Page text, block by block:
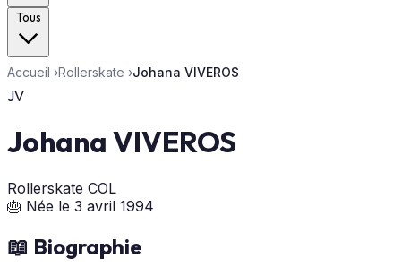
Tous
Accueil ›Rollerskate ›Johana VIVEROS
JV
Johana VIVEROS
Rollerskate COL
🎂 Née le 3 avril 1994
📖 Biographie